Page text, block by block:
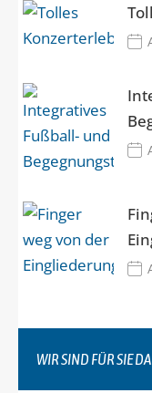
WIR SIND FÜR SIE